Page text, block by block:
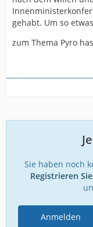
gehabt. Um so
zum Thema Pyro
Sie haben noch
Registrieren
Anmelden